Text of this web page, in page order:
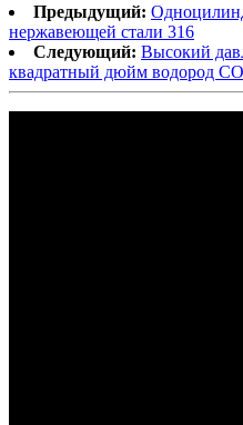
Предыдущий:
нержавеющей стали 316
Следующий: Высокий
квадратный дюйм водород